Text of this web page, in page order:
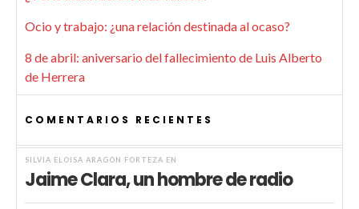
Ocio y trabajo: ¿una relación destinada al ocaso?
8 de abril: aniversario del fallecimiento de Luis Alberto
de Herrera
COMENTARIOS RECIENTES
SILVIA ELOISA ARAGÓN FORTEZA EN
Jaime Clara, un hombre de radio